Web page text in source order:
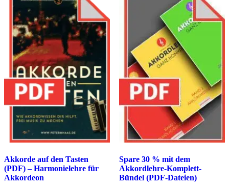
Akkorde auf den Tasten
(PDF) – Harmonielehre für
Akkordeon
Spare 30 % mit dem
Akkordlehre-Komplett-
Bündel (PDF-Dateien)